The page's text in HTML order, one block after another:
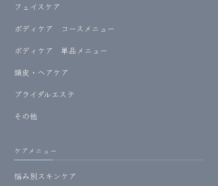
フェイスケア
ボディケア コースメニュー
ボディケア 単品メニュー
頭皮・ヘアケア
ブライダルエステ
その他
ケアメニュー
悩み別スキンケア